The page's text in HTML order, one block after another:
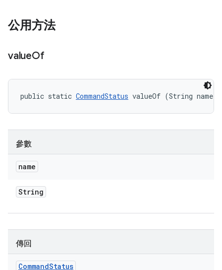
公用方法
valueOf
public static CommandStatus valueOf (String name)
參數
name
String
傳回
CommandStatus